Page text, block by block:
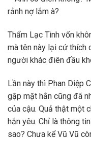
rảnh nợ lắm à?
Thẩm Lạc Tình vốn
mà tên này lại cứ thích
người khác điên đầu
Lần này thì Phan Diệp
gặp mặt hắn cũng đã
của cậu. Quả thật một
hắn yêu. Chỉ là thông
sao? Chưa kể Vũ Vũ